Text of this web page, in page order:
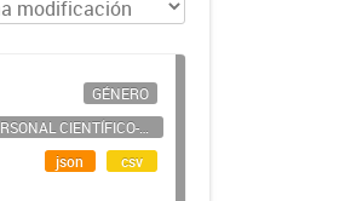
GÉNERO
PERSONAL CIENTÍFICO-TECNOLÓGICO
json
csv